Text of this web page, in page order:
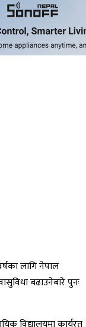
लागि नेपाल
बढाउनेबारे पुनः